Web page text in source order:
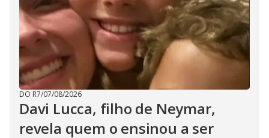
DO R7/07/08/2026
Davi Lucca, filho de Neymar,
revela quem o ensinou a ser